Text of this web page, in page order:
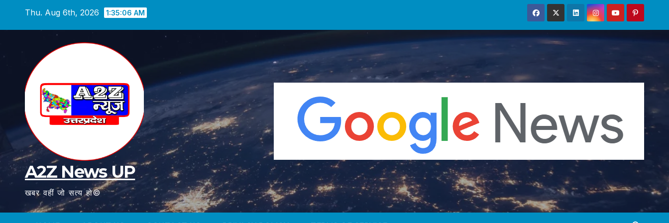
Thu. Aug 6th, 2026 1:35:08 AM
A2Z News UP
खबर वहीं जो सत्य हो©